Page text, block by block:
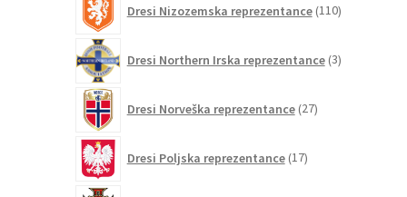
Dresi Nizozemska reprezentance 110izdelkov
Dresi Northern Irska reprezentance 3izdelki
Dresi Norveška reprezentance 27izdelkov
Dresi Poljska reprezentance 17izdelkov